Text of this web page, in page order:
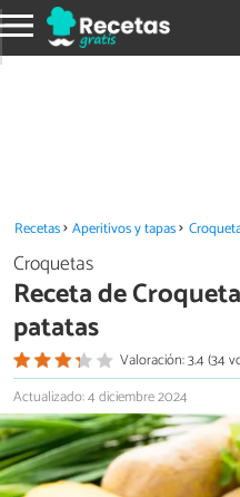
Recetas Aperitivos y tapas
Croquetas
Receta de
patatas
Valoración: 3.4 (34
Actualizado: 4 diciembre 2024